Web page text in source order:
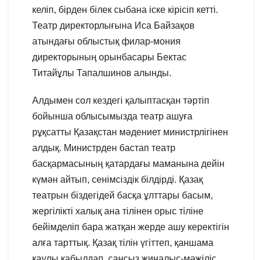
келіп, бірден білек сыбана іске кірісіп кетті.
Театр директорлығына Иса Байзақов
атындағы облыстық филар-мония
директорының орынбасары Бектас
Титайұлы Тапалшинов алынды.
Алдымен сол кездегі қалыптасқан тәртіп
бойынша облысымызда театр ашуға
рұқсатты Қазақстан мәдениет министрлігінен
алдық. Министрден бастап театр
басқармасының қатардағы маманына дейін
күмән айтып, сенімсіздік білдірді. Қазақ
театрын біздегідей басқа ұлттары басым,
жергілікті халық ана тілінен орыс тіліне
бейімделіп бара жатқан жерде ашу керектігін
алға тарттық. Қазақ тілін үгіттеп, қаншама